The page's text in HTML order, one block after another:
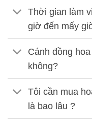
Thời gian làm
giờ đến mấy
Cánh đồng
không?
Tôi cần mua
là bao lâu ?